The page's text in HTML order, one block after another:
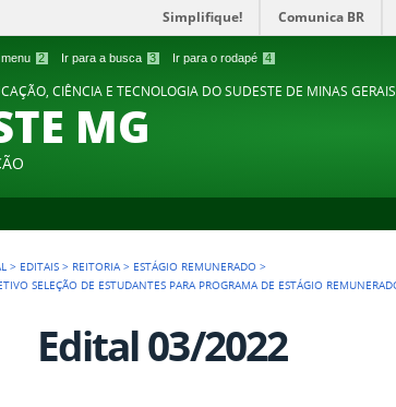
2 Ir para a busca 3 Ir para o rodapé 4
Simplifique! Comunica BR
CIÊNCIA E TECNOLOGIA DO SUDESTE DE MINAS GERAIS
MG
> EDITAIS > REITORIA > ESTÁGIO REMUNERADO >
SELEÇÃO DE ESTUDANTES PARA PROGRAMA DE ESTÁGIO
Edital 03/2022